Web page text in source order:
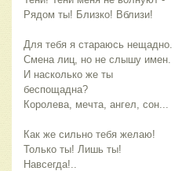
Рядом ты! Близко! Вблизи!
Для тебя я стараюсь нещадно.
Смена лиц, но не слышу имен.
И насколько же ты
беспощадна?
Королева, мечта, ангел, сон...
Как же сильно тебя желаю!
Только ты! Лишь ты!
Навсегда!..